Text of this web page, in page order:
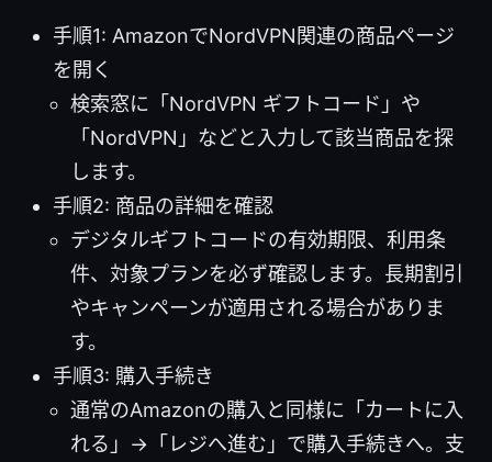
手順1: AmazonでNordVPN関連の商品ページ
を開く
検索窓に「NordVPN ギフトコード」や
「NordVPN」などと入力して該当商品を探
します。
手順2: 商品の詳細を確認
デジタルギフトコードの有効期限、利用条
件、対象プランを必ず確認します。長期割引
やキャンペーンが適用される場合がありま
す。
手順3: 購入手続き
通常のAmazonの購入と同様に「カートに入
れる」→「レジへ進む」で購入手続きへ。支